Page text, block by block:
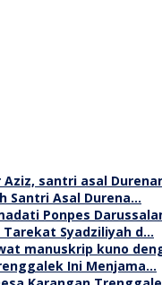
Santri Asal Durena…
Tarekat Syadziliyah d…
Ini Menjama…